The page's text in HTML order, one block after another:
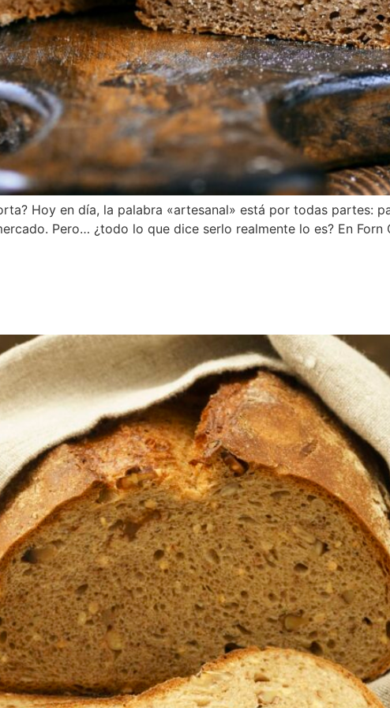
Hoy en día, la palabra «artesanal» está por todas partes:
Pero… ¿todo lo que dice serlo realmente lo es? En Forn